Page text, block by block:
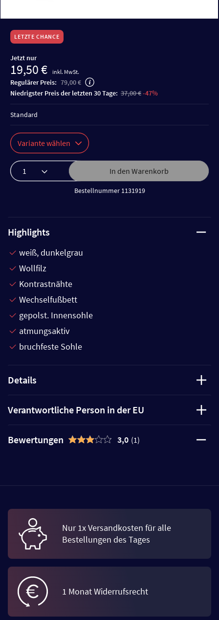
LETZTE CHANCE
Jetzt nur
19,50 € inkl. MwSt.
Regulärer Preis: 79,00 €
niedrigster Preis der letzten 30 Tage: 37,00 €-47%
Variante wählen
In den Warenkorb
Bestellnummer 1131919
Standard
Highlights
weiß, dunkelgrau
Wollfilz
Kontrastnähte
Wechselfußbett
gepolst. Innensohle
atmungsaktiv
bruchfeste Sohle
Details
Verantwortliche Person in der EU
Bewertungen 3,0 (1)
Nur 1x Versandkosten für alle
Bestellungen des Tages
1 Monat Widerrufsrecht